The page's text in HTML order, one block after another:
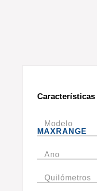
Características
Modelo
MAXRANGE
Ano
Quilómetros